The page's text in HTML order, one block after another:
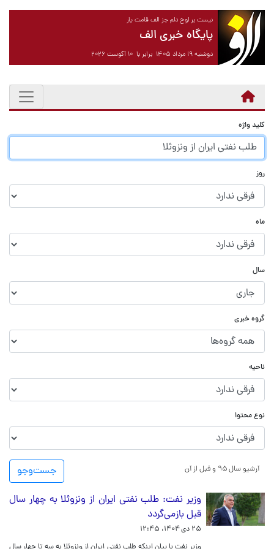
نیست بر لوح دلم جز الف قامت یار
پایگاه خبری الف
دوشنبه ۱۹ مرداد ۱۴۰۵ برابر با ۱۰ آگوست ۲۰۲۶
کلید واژه
روز
ماه
سال
گروه خبری
ناحیه
نوع محتوا
جست‌و‌جو آرشیو سال ۹۵ و قبل از آن
وزیر نفت: طلب نفتی ایران از ونزوئلا به چهار سال
قبل بازمی‌گردد
۲۵ دی ۱۴۰۴، ۱۲:۴۵